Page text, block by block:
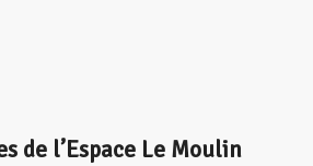
de l’Espace Le Moulin